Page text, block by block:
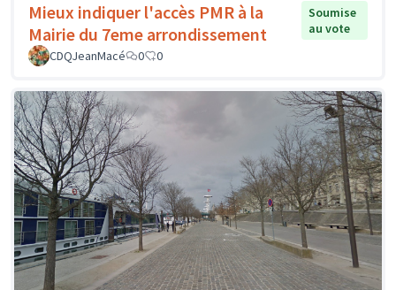
Mieux indiquer l'accès PMR à la
Mairie du 7eme arrondissement
Soumise
au vote
CDQJeanMacé
0 0